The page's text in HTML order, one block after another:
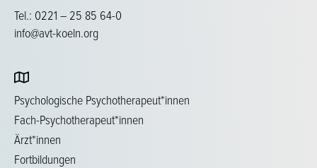
Tel.: 0221 – 25 85 64-0
info@avt-koeln.org
Psychologische Psychotherapeut*innen
Fach-Psychotherapeut*innen
Ärzt*innen
Fortbildungen